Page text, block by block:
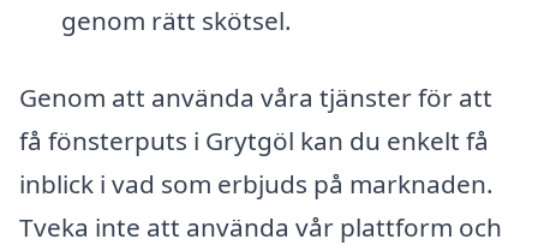
genom rätt skötsel.
Genom att använda våra tjänster för att
få fönsterputs i Grytgöl kan du enkelt få
inblick i vad som erbjuds på marknaden.
Tveka inte att använda vår plattform och